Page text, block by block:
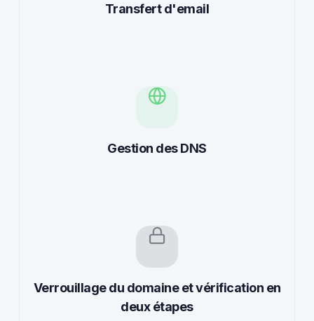
Transfert d'email
Gestion des DNS
Verrouillage du domaine et vérification en
deux étapes